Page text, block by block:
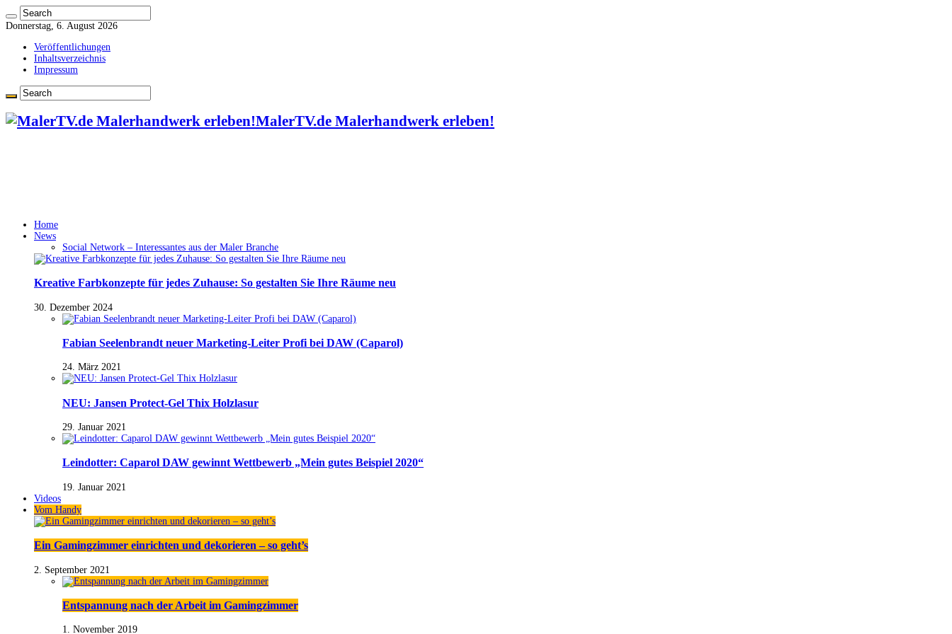
Donnerstag, 6. August 2026
Veröffentlichungen
Inhaltsverzeichnis
Impressum
MalerTV.de Malerhandwerk erleben!
Home
News
Social Network – Interessantes aus der Maler Branche
Kreative Farbkonzepte für jedes Zuhause: So gestalten Sie Ihre Räume neu
30. Dezember 2024
Fabian Seelenbrandt neuer Marketing-Leiter Profi bei DAW (Caparol)
24. März 2021
NEU: Jansen Protect-Gel Thix Holzlasur
29. Januar 2021
Leindotter: Caparol DAW gewinnt Wettbewerb „Mein gutes Beispiel 2020“
19. Januar 2021
Videos
Vom Handy
Ein Gamingzimmer einrichten und dekorieren – so geht’s
2. September 2021
Entspannung nach der Arbeit im Gamingzimmer
1. November 2019